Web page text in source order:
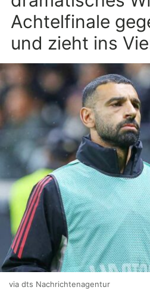
Achtelfinale
und zieht ins
via dts Nachrichtenagentur